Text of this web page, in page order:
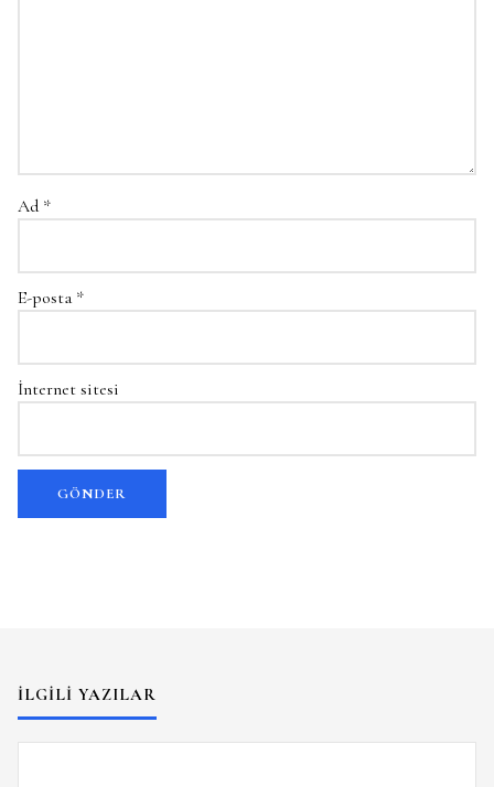
Ad *
E-posta *
İnternet sitesi
İLGILI YAZILAR